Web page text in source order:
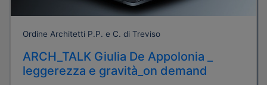
Ordine Architetti P.P. e C. di Treviso
ARCH_TALK Giulia De Appolonia _
leggerezza e gravità_on demand